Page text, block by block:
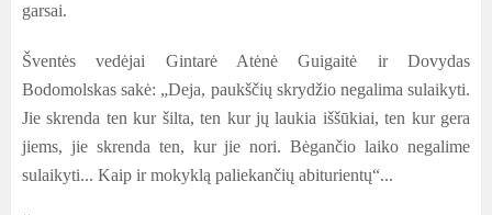
garsai.
Šventės vedėjai Gintarė Atėnė Guigaitė ir Dovydas
Bodomolskas sakė: „Deja, paukščių skrydžio negalima sulaikyti.
Jie skrenda ten kur šilta, ten kur jų laukia iššūkiai, ten kur gera
jiems, jie skrenda ten, kur jie nori. Bėgančio laiko negalime
sulaikyti... Kaip ir mokyklą paliekančių abiturientų“...